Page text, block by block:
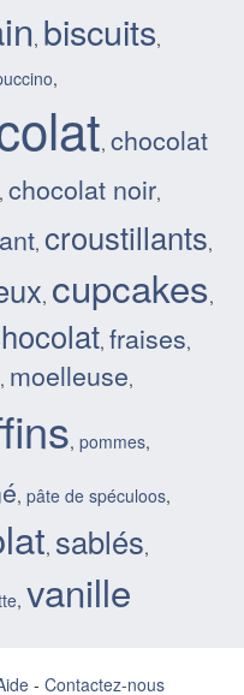
, biscuits,
,
, chocolat
, chocolat noir,
, croustillants,
, cupcakes,
, fraises,
, moelleuse,
, pommes,
, pâte de spéculoos,
, sablés,
, vanille
- Contactez-nous